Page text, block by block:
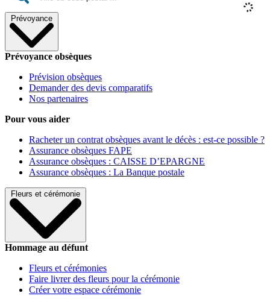
Prévoyance
Prévoyance obsèques
Prévision obsèques
Demander des devis comparatifs
Nos partenaires
Pour vous aider
Racheter un contrat obsèques avant le décès : est-ce possible ?
Assurance obsèques FAPE
Assurance obsèques : CAISSE D’EPARGNE
Assurance obsèques : La Banque postale
Fleurs et cérémonie
Hommage au défunt
Fleurs et cérémonies
Faire livrer des fleurs pour la cérémonie
Créer votre espace cérémonie